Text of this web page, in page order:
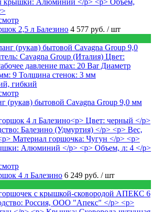
2,5 л Балезино 4 577 руб. / шт
(рукав) бытовой Cavagna Group 9,0 мм
4 л Балезино 6 249 руб. / шт